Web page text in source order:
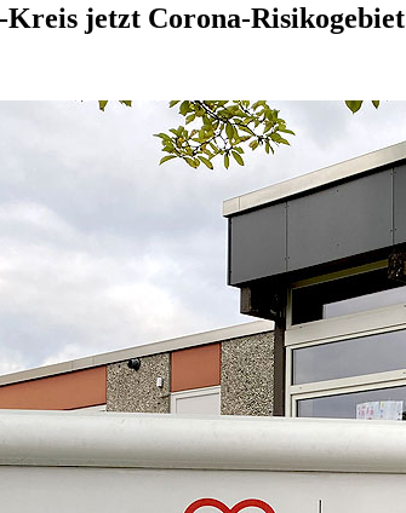
Kreis jetzt Corona-Risikogebiet